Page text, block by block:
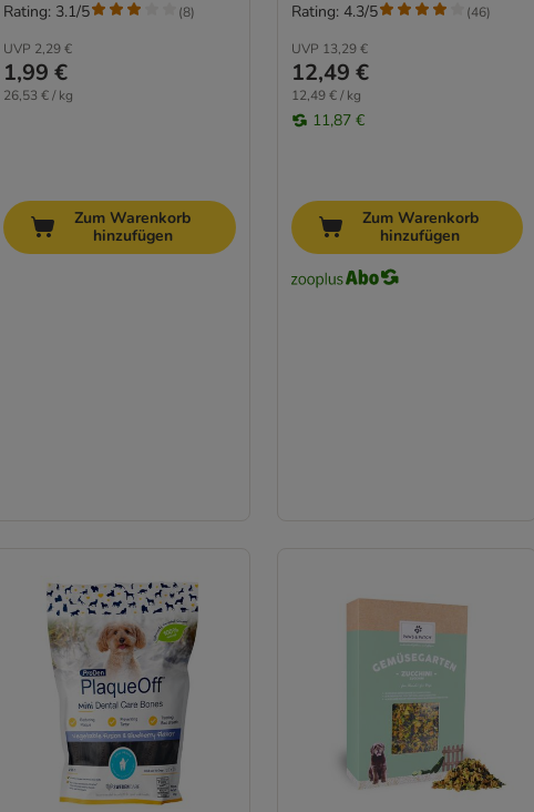
UVP 2,29 €
1,99 €
26,53 € / kg
Rating: 3.1/5 (8)
Zum Warenkorb
hinzufügen
UVP 13,29 €
12,49 €
12,49 € / kg
11,87 €
Rating: 4.3/5 (46)
Zum Warenkorb
hinzufügen